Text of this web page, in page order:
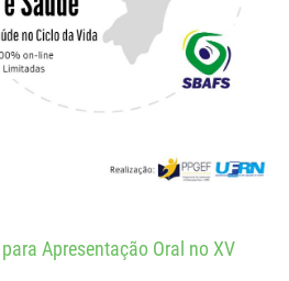
Apresentação Oral no XV